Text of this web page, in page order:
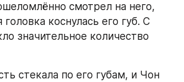
смотрел на него,
коснулась его губ. С
значительное количество
стекала по его губам, и Чон